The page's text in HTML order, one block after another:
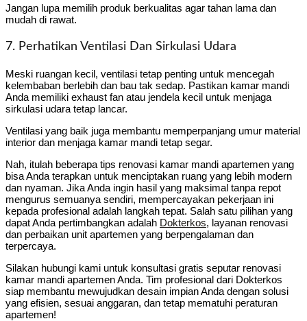
Jangan lupa memilih produk berkualitas agar tahan lama dan
mudah di rawat.
7. Perhatikan Ventilasi Dan Sirkulasi Udara
Meski ruangan kecil, ventilasi tetap penting untuk mencegah
kelembaban berlebih dan bau tak sedap. Pastikan kamar mandi
Anda memiliki exhaust fan atau jendela kecil untuk menjaga
sirkulasi udara tetap lancar.
Ventilasi yang baik juga membantu memperpanjang umur material
interior dan menjaga kamar mandi tetap segar.
Nah, itulah beberapa tips renovasi kamar mandi apartemen yang
bisa Anda terapkan untuk menciptakan ruang yang lebih modern
dan nyaman. Jika Anda ingin hasil yang maksimal tanpa repot
mengurus semuanya sendiri, mempercayakan pekerjaan ini
kepada profesional adalah langkah tepat. Salah satu pilihan yang
dapat Anda pertimbangkan adalah Dokterkos, layanan renovasi
dan perbaikan unit apartemen yang berpengalaman dan
terpercaya.
Silakan hubungi kami untuk konsultasi gratis seputar renovasi
kamar mandi apartemen Anda. Tim profesional dari Dokterkos
siap membantu mewujudkan desain impian Anda dengan solusi
yang efisien, sesuai anggaran, dan tetap mematuhi peraturan
apartemen!